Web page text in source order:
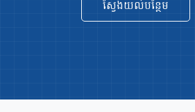
ស្វែងយល់បន្ថែម